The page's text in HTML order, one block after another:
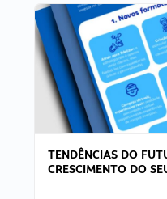
TENDÊNCIAS DO
CRESCIMENTO DO